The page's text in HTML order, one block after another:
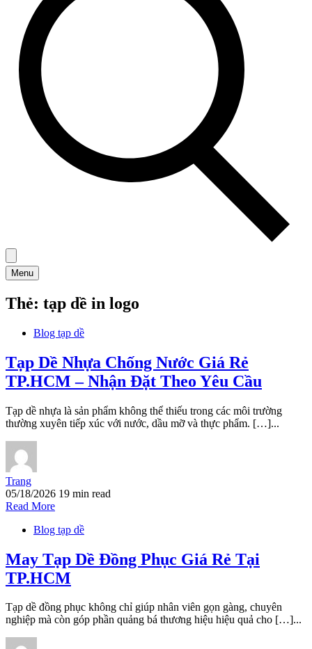
Menu
Thẻ: tạp dề in logo
Blog tạp dề
Tạp Dề Nhựa Chống Nước Giá Rẻ
TP.HCM – Nhận Đặt Theo Yêu Cầu
Tạp dề nhựa là sản phẩm không thể thiếu trong các môi trường
thường xuyên tiếp xúc với nước, dầu mỡ và thực phẩm. […]...
Trang
05/18/2026 19 min read
Read More
Blog tạp dề
May Tạp Dề Đồng Phục Giá Rẻ Tại
TP.HCM
Tạp dề đồng phục không chỉ giúp nhân viên gọn gàng, chuyên
nghiệp mà còn góp phần quảng bá thương hiệu hiệu quả cho […]...